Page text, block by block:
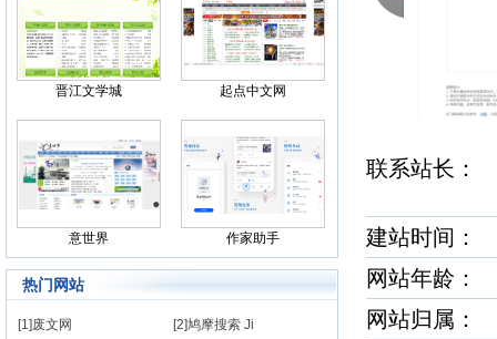
晋江文学城 起点中文网
意世界 作家助手
热门网站
[1]废文网
[2]鸠摩搜索 Ji
联系站长
建站时间
网站年龄：
网站归属：